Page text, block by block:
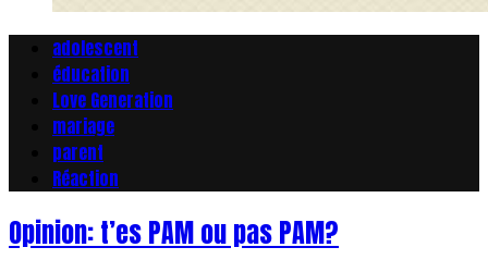
adolescent
éducation
Love Generation
mariage
parent
Réaction
Opinion: t’es PAM ou pas PAM?